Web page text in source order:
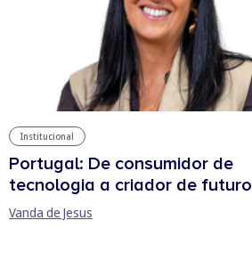
Institucional
Portugal: De consumidor de
tecnologia a criador de futuro
Vanda de Jesus